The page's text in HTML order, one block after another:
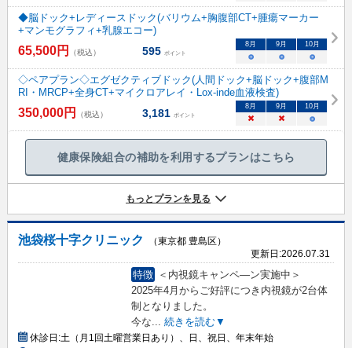
◆脳ドック+レディースドック(バリウム+胸腹部CT+腫瘍マーカー
+マンモグラフィ+乳腺エコー)
65,500円 （税込） 595 ポイント
8 月 9 月 10月
○ ○ ○
◇ペアプラン◇エグゼクティブドック(人間ドック+脳ドック+腹部M
RI・MRCP+全身CT+マイクロアレイ・Lox-inde血液検査)
350,000円 （税込） 3,181 ポイント
8 月 9 月 10月
× × ○
健康保険組合の補助を利用するプランはこちら
もっとプランを見る
池袋桜十字クリニック
（東京都 豊島区）
更新日:2026.07.31
特徴
＜内視鏡キャンペ―ン実施中＞
2025年4月からご好評につき内視鏡が2台体
制となりました。
今な... 続きを読む▼
休診日:土（月1回土曜営業日あり）、日、祝日、年末年始